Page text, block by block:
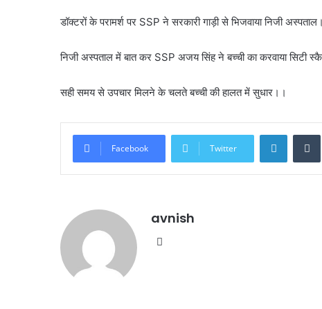
डॉक्टरों के परामर्श पर SSP ने सरकारी गाड़ी से भिजवाया निजी
निजी अस्पताल में बात कर SSP अजय सिंह ने बच्ची का करवाया सिटी
सही समय से उपचार मिलने के चलते बच्ची की हालत में सुधार।।
Facebook Twitter
LinkedIn
avnish